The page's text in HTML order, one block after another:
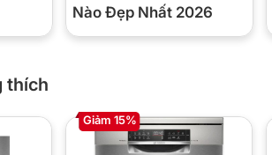
Nào Đẹp Nhất 2026
thích
Giảm 15%